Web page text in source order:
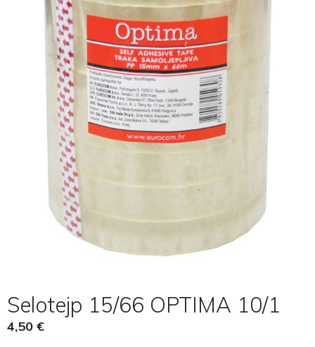
Selotejp 15/66 OPTIMA 10/1
4,50 €